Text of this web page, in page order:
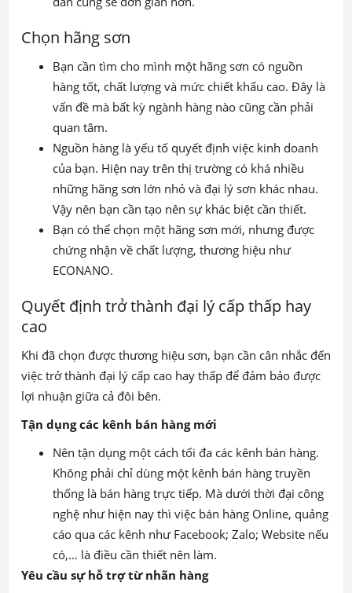
Chọn hãng sơn
Bạn cần tìm cho mình một hãng sơn có nguồn
hàng tốt, chất lượng và mức chiết khấu cao. Đây là
vấn đề mà bất kỳ ngành hàng nào cũng cần phải
quan tâm.
Nguồn hàng là yếu tố quyết định việc kinh doanh
của bạn. Hiện nay trên thị trường có khá nhiều
những hãng sơn lớn nhỏ và đại lý sơn khác nhau.
Vậy nên bạn cần tạo nên sự khác biệt cần thiết.
Bạn có thể chọn một hãng sơn mới, nhưng được
chứng nhận về chất lượng, thương hiệu như
ECONANO.
Quyết định trở thành đại lý cấp thấp hay
cao
Khi đã chọn được thương hiệu sơn, bạn cần cân nhắc đến
việc trở thành đại lý cấp cao hay thấp để đảm bảo được
lợi nhuận giữa cả đôi bên.
Tận dụng các kênh bán hàng mới
Nên tận dụng một cách tối đa các kênh bán hàng.
Không phải chỉ dùng một kênh bán hàng truyền
thống là bán hàng trực tiếp. Mà dưới thời đại công
nghệ như hiện nay thì việc bán hàng Online, quảng
cáo qua các kênh như Facebook; Zalo; Website nếu
có,… là điều cần thiết nên làm.
Yêu cầu sự hỗ trợ từ nhãn hàng